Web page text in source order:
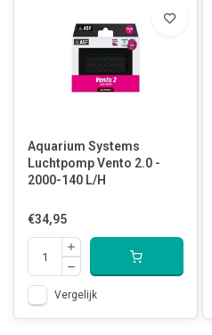
Aquarium Systems
Luchtpomp Vento 2.0 -
2000-140 L/H
€34,95
Vergelijk